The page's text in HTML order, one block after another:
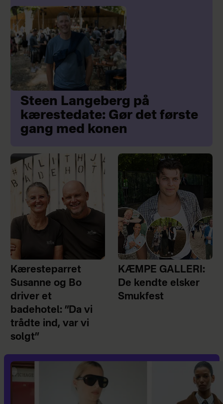
Steen Langeberg på
kærestedate: Gør det første
gang med konen
Kæresteparret
Susanne og Bo
driver et
badehotel: ”Da vi
trådte ind, var vi
solgt”
KÆMPE GALLERI:
De kendte elsker
Smukfest